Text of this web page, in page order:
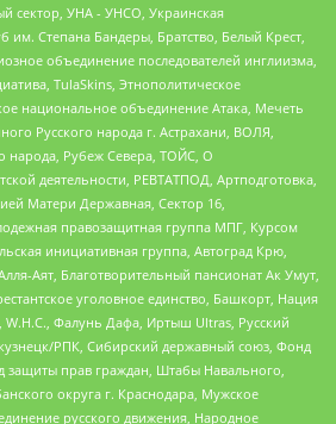
сектор, УНА - УНСО, Украинская
им. Степана Бандеры, Братство, Белый Крест,
объединение последователей инглиизма,
TulaSkins, Этнополитическое
национальное объединение Атака, Мечеть
Русского народа г. Астрахани, ВОЛЯ,
народа, Рубеж Севера, ТОЙС, О
деятельности, РЕВТАТПОД, Артподготовка,
Матери Державная, Сектор 16,
правозащитная группа МПГ, Курсом
инициативная группа, Автоград Крю,
Аят, Благотворительный пансионат Ак Умут,
уголовное единство, Башкорт, Нация
W.H.С., Фалунь Дафа, Иртыш Ultras, Русский
РПК, Сибирский державный союз, Фонд
прав граждан, Штабы Навального,
округа г. Краснодара, Мужское
русского движения, Народное